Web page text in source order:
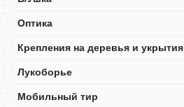
Оптика
Крепления на деревья и укрытия
Лукоборье
Мобильный тир